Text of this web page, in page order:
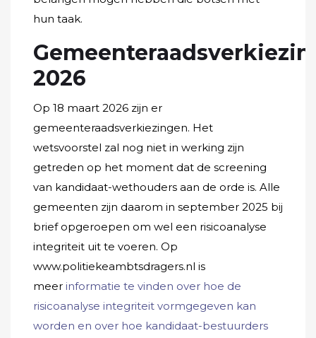
hun taak.
2026
Op 18 maart 2026 zijn er
gemeenteraadsverkiezingen. Het
wetsvoorstel zal nog niet in werking zijn
getreden op het moment dat de screening
van kandidaat-wethouders aan de orde is. Alle
gemeenten zijn daarom in september 2025 bij
brief opgeroepen om wel een risicoanalyse
integriteit uit te voeren. Op
www.politiekeambtsdragers.nl is
meer informatie te vinden over hoe de
risicoanalyse integriteit vormgegeven kan
worden en over hoe kandidaat-bestuurders